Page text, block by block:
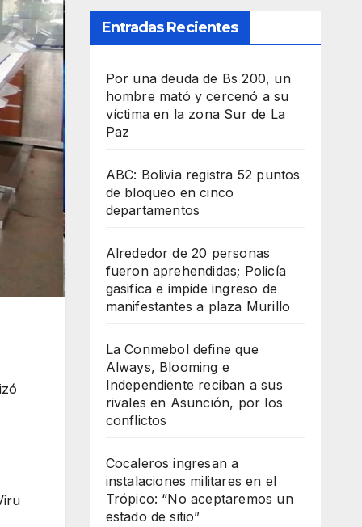
Entradas Recientes
Por una deuda de Bs 200, un
hombre mató y cercenó a su
víctima en la zona Sur de La
Paz
ABC: Bolivia registra 52 puntos
de bloqueo en cinco
departamentos
Alrededor de 20 personas
fueron aprehendidas; Policía
gasifica e impide ingreso de
manifestantes a plaza Murillo
La Conmebol define que
Always, Blooming e
Independiente reciban a sus
rivales en Asunción, por los
conflictos
Cocaleros ingresan a
instalaciones militares en el
Trópico: “No aceptaremos un
estado de sitio”